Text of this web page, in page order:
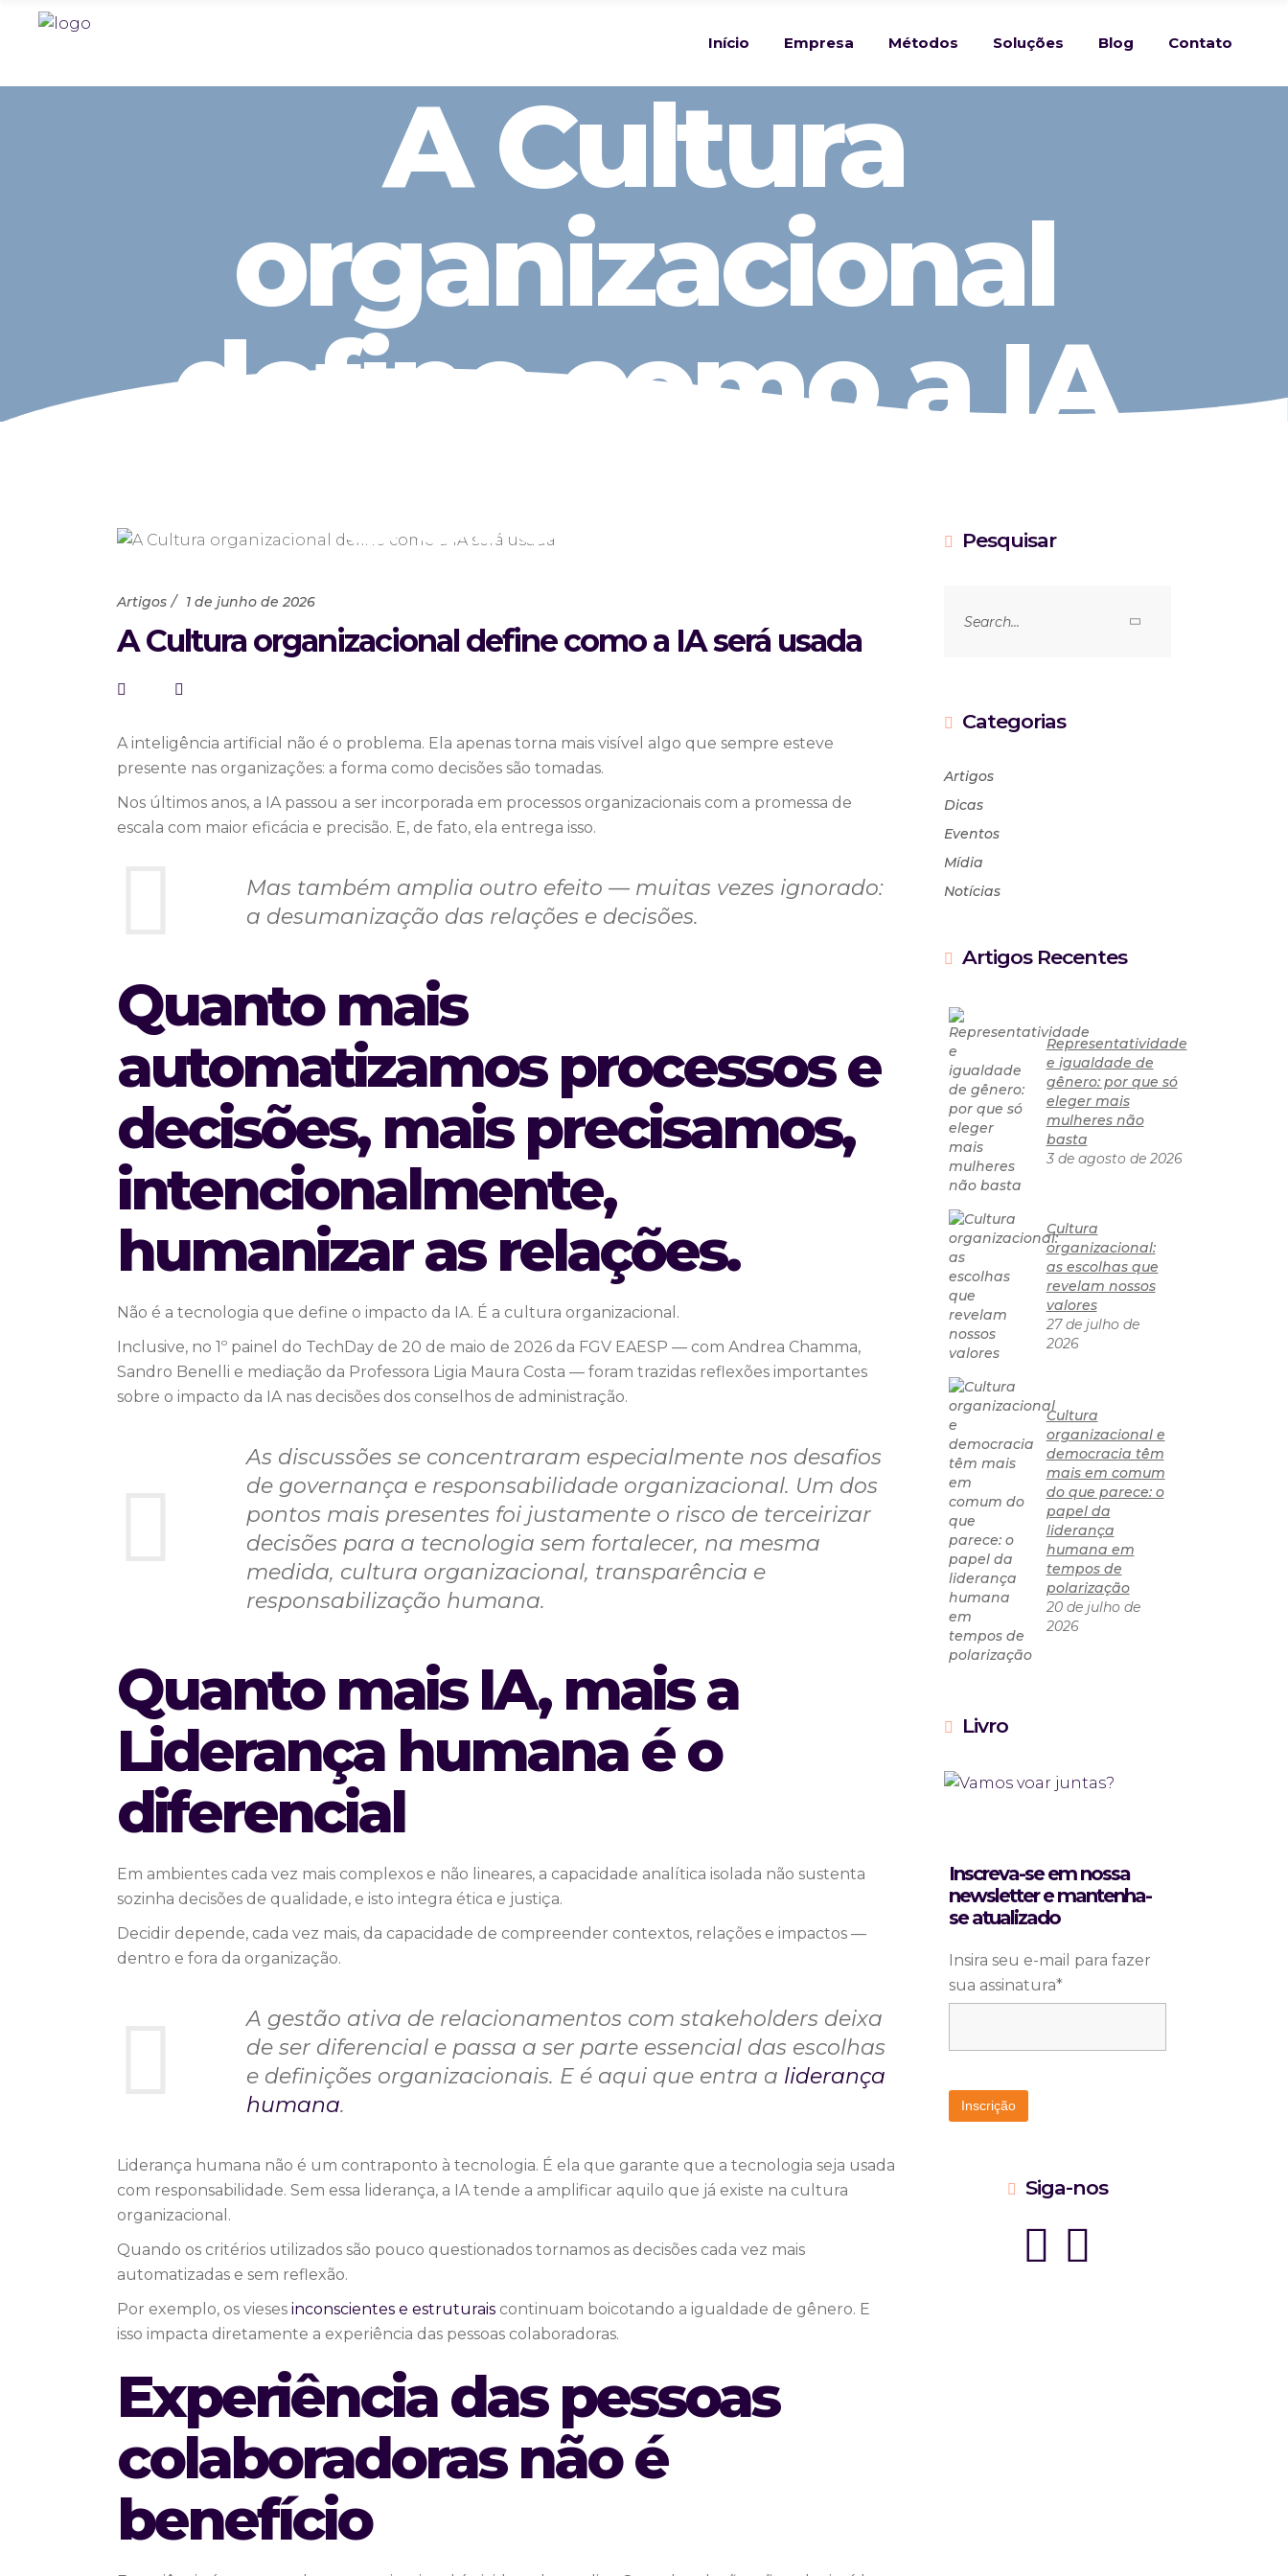
Início Empresa Métodos Soluções Blog Contato
A Cultura
organizacional
define como a IA
será usada
Artigos 1 de junho de 2026
A Cultura organizacional define como a IA será usada
A inteligência artificial não é o problema. Ela apenas torna mais visível algo que sempre esteve
presente nas organizações: a forma como decisões são tomadas.
Nos últimos anos, a IA passou a ser incorporada em processos organizacionais com a promessa de
escala com maior eficácia e precisão. E, de fato, ela entrega isso.
Mas também amplia outro efeito — muitas vezes ignorado:
a desumanização das relações e decisões.
Quanto mais
automatizamos processos e
decisões, mais precisamos,
intencionalmente,
humanizar as relações.
Não é a tecnologia que define o impacto da IA. É a cultura organizacional.
Inclusive, no 1º painel do TechDay de 20 de maio de 2026 da FGV EAESP — com Andrea Chamma,
Sandro Benelli e mediação da Professora Ligia Maura Costa — foram trazidas reflexões importantes
sobre o impacto da IA nas decisões dos conselhos de administração.
As discussões se concentraram especialmente nos desafios
de governança e responsabilidade organizacional. Um dos
pontos mais presentes foi justamente o risco de terceirizar
decisões para a tecnologia sem fortalecer, na mesma
medida, cultura organizacional, transparência e
responsabilização humana.
Quanto mais IA, mais a
Liderança humana é o
diferencial
Em ambientes cada vez mais complexos e não lineares, a capacidade analítica isolada não sustenta
sozinha decisões de qualidade, e isto integra ética e justiça.
Decidir depende, cada vez mais, da capacidade de compreender contextos, relações e impactos —
dentro e fora da organização.
A gestão ativa de relacionamentos com stakeholders deixa
de ser diferencial e passa a ser parte essencial das escolhas
e definições organizacionais. E é aqui que entra a liderança
humana.
Liderança humana não é um contraponto à tecnologia. É ela que garante que a tecnologia seja usada
com responsabilidade. Sem essa liderança, a IA tende a amplificar aquilo que já existe na cultura
organizacional.
Quando os critérios utilizados são pouco questionados tornamos as decisões cada vez mais
automatizadas e sem reflexão.
Por exemplo, os vieses inconscientes e estruturais continuam boicotando a igualdade de gênero. E
isso impacta diretamente a experiência das pessoas colaboradoras.
Experiência das pessoas
colaboradoras não é
benefício
Pesquisar
Categorias
Artigos
Dicas
Eventos
Mídia
Notícias
Artigos Recentes
Representatividade
e igualdade de
gênero: por que só
eleger mais
mulheres não
basta
3 de agosto de 2026
Cultura
organizacional:
as escolhas que
revelam nossos
valores
27 de julho de
2026
Cultura
organizacional e
democracia têm
mais em comum
do que parece: o
papel da
liderança
humana em
tempos de
polarização
20 de julho de
2026
Livro
Inscreva-se em nossa
newsletter e mantenha-
se atualizado
Insira seu e-mail para fazer
sua assinatura*
Siga-nos